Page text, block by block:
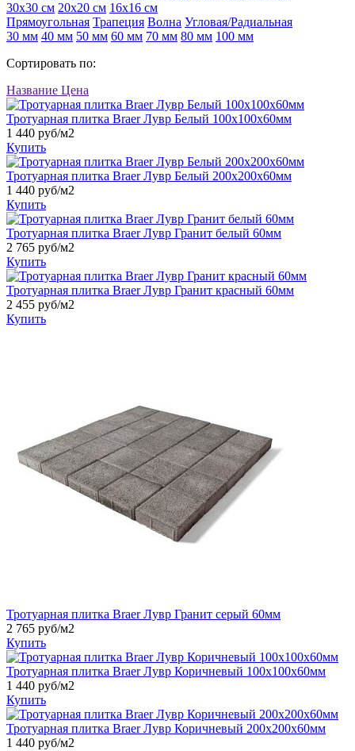
30х30 см 20х20 см 16х16 см
Прямоугольная Трапеция Волна Угловая/Радиальная
30 мм 40 мм 50 мм 60 мм 70 мм 80 мм 100 мм
Сортировать по:
Название Цена
Тротуарная плитка Braer Лувр Белый 100х100х60мм
1 440 руб/м2
Купить
Тротуарная плитка Braer Лувр Белый 200х200х60мм
1 440 руб/м2
Купить
Тротуарная плитка Braer Лувр Гранит белый 60мм
2 765 руб/м2
Купить
Тротуарная плитка Braer Лувр Гранит красный 60мм
2 455 руб/м2
Купить
Тротуарная плитка Braer Лувр Гранит серый 60мм
2 765 руб/м2
Купить
Тротуарная плитка Braer Лувр Коричневый 100х100х60мм
1 440 руб/м2
Купить
Тротуарная плитка Braer Лувр Коричневый 200х200х60мм
1 440 руб/м2